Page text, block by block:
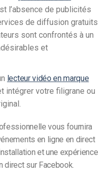
l’absence de publicités
de diffusion gratuits
sont confrontés à un
et
lecteur vidéo en marque
intégrer votre filigrane ou
vous fournira
en ligne en direct
et une expérience
sur Facebook.